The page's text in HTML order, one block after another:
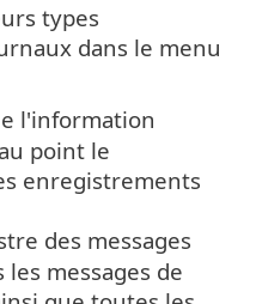
types
dans le menu
l'information
point le
enregistrements
des messages
messages de